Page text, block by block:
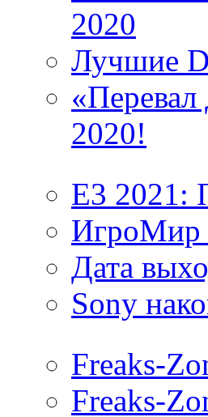
2020
Лучшие
2020!
E3 2021:
ИгроМир
Дата
Sony
Freaks-
Freaks-